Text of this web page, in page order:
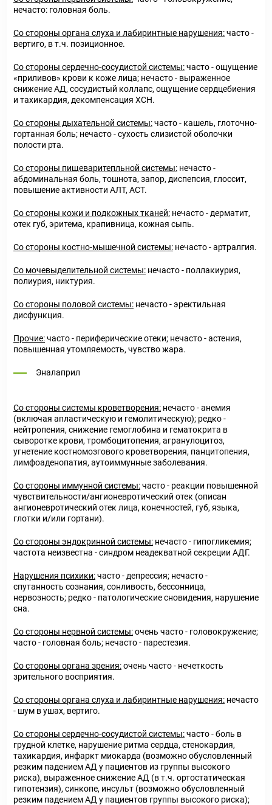
нечасто: головная боль.
Со стороны органа слуха и лабиринтные нарушения:часто -
вертиго, в т.ч. позиционное.
Со стороны сердечно-сосудистой системы:часто - ощущение
«приливов» крови к коже лица; нечасто - выраженное
снижение АД, сосудистый коллапс, ощущение сердцебиения
и тахикардия, декомпенсация ХСН.
Со стороны дыхательной системы:часто - кашель, глоточно-
гортанная боль; нечасто - сухость слизистой оболочки
полости рта.
Со стороны пищеваритепльной системы: нечасто -
абдоминальная боль, тошнота, запор, диспепсия, глоссит,
повышение активности АЛТ, ACT.
Со стороны кожи и подкожных тканей: нечасто - дерматит,
отек губ, эритема, крапивница, кожная сыпь.
Со стороны костно-мышечной системы: нечасто - артралгия.
Со мочевыделительной системы: нечасто - поллакиурия,
полиурия, никтурия.
Со стороны половой системы: нечасто - эректильная
дисфункция.
Прочие:часто - периферические отеки; нечасто - астения,
повышенная утомляемость, чувство жара.
Эналаприл
Со стороны системы кроветворения: нечасто - анемия
(включая апластическую и гемолитическую); редко -
нейтропения, снижение гемоглобина и гематокрита в
сыворотке крови, тромбоцитопения, агранулоцитоз,
угнетение костномозгового кроветворения, панцитопения,
лимфоаденопатия, аутоиммунные заболевания.
Со стороны иммунной системы:часто - реакции повышенной
чувствительности/ангионевротический отек (описан
ангионевротический отек лица, конечностей, губ, языка,
глотки и/или гортани).
Со стороны эндокринной системы: нечасто - гипогликемия;
частота неизвестна - синдром неадекватной секреции АДГ.
Нарушения психики:часто - депрессия; нечасто -
спутанность сознания, сонливость, бессонница,
нервозность; редко - патологические сновидения, нарушение
сна.
Со стороны нервной системы:очень часто - головокружение;
часто - головная боль; нечасто - парестезия.
Со стороны органа зрения:очень часто - нечеткость
зрительного восприятия.
Со стороны органа слуха и лабиринтные нарушения: нечасто
- шум в ушах, вертиго.
Со стороны сердечно-сосудистой системы:часто - боль в
грудной клетке, нарушение ритма сердца, стенокардия,
тахикардия, инфаркт миокарда (возможно обусловленный
резким падением АД у пациентов из группы высокого
риска), выраженное снижение АД (в т.ч. ортостатическая
гипотензия), синкопе, инсульт (возможно обусловленный
резким падением АД у пациентов группы высокого риска);